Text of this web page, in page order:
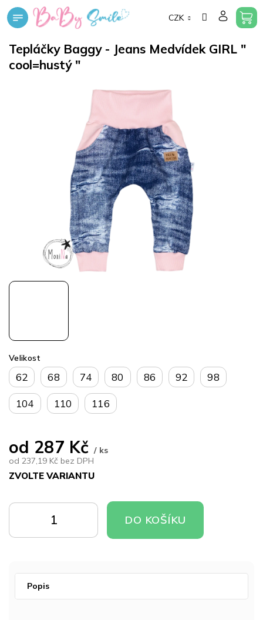
Přejít
na
CZK
Tepláčky Baggy - Jeans Medvídek GIRL "
cool=hustý "
od 287 Kč / ks
od 237,19 Kč bez DPH
ZVOLTE VARIANTU
cena:
Velikost
62 68 74 80 86 92 98
104 110 116
KOŠÍKU
KOŠÍKU
DO KOŠÍKU
Popis